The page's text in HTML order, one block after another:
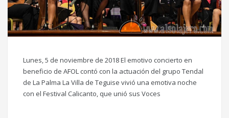
Lunes, 5 de noviembre de 2018 El emotivo concierto en
beneficio de AFOL contó con la actuación del grupo Tendal
de La Palma La Villa de Teguise vivió una emotiva noche
con el Festival Calicanto, que unió sus Voces